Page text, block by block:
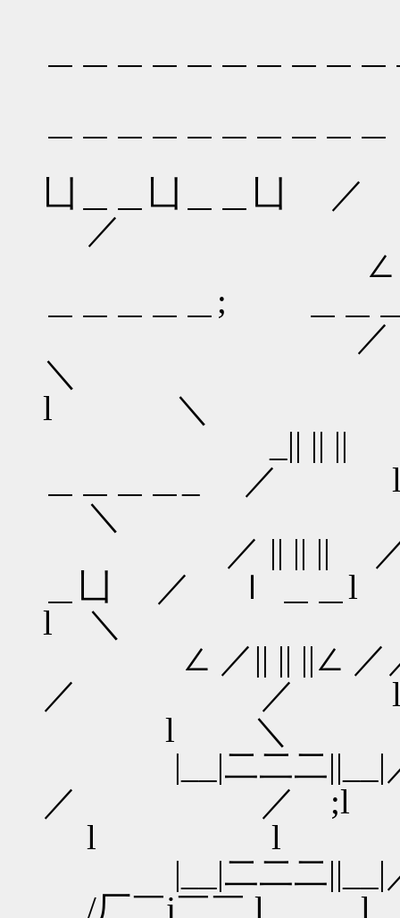
凵＿＿
／
∠ ／ ∠ ／
＿＿＿＿＿; ＿＿＿
／ ／
＼
l ＼
_|| || || ＿
＿＿＿＿
＼
／ || || || ／
＿凵 ／
l ＼
∠ ／|| || ||∠
／ ／ l
l ＼
|__|二二二||__|
／
l l
|__|二二二
/厂￣j